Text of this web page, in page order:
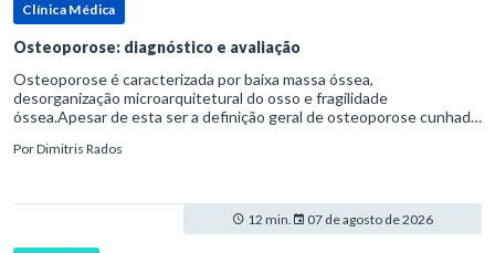
Clínica Médica
Osteoporose: diagnóstico e avaliação
Osteoporose é caracterizada por baixa massa óssea,
desorganização microarquitetural do osso e fragilidade
óssea.Apesar de esta ser a definição geral de osteoporose cunhada
patofisiológico, e não c
PorDimitris Rados
12 min. 07 de agosto de 2026